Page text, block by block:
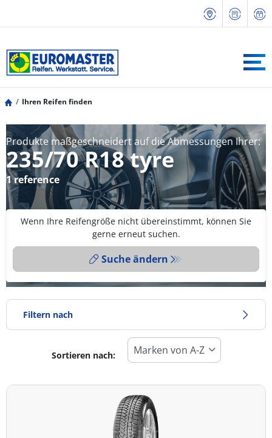
Ihren Reifen finden
Produkte maßgeschneidert auf die Abmessungen Ihrer:
235/70 R18 tyre
1 reference
Wenn Ihre Reifengröße nicht übereinstimmt, können Sie
gerne erneut suchen.
Suche ändern
Filtern nach
Reifentyp
Alle Arten (1)
Sortieren nach: